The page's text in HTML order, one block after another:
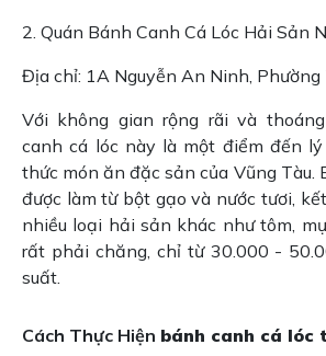
2. Quán Bánh Canh Cá Lóc Hải Sản
Địa chỉ: 1A Nguyễn An Ninh, Phường
Với không gian rộng rãi và
canh cá lóc này là một điểm đến
thức món ăn đặc sản của Vũng Tàu.
được làm từ bột gạo và nước tươi,
nhiều loại hải sản khác như tôm,
rất phải chăng, chỉ từ 30.000 -
suất.
Cách Thực Hiện bánh canh cá lóc